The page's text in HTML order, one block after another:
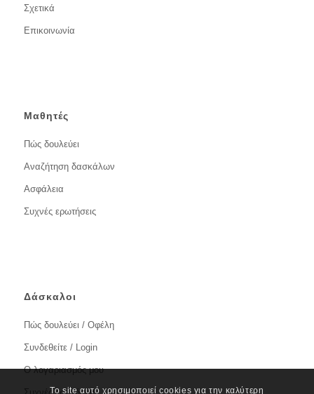
Σχετικά
Επικοινωνία
Μαθητές
Πώς δουλεύει
Αναζήτηση δασκάλων
Ασφάλεια
Συχνές ερωτήσεις
Δάσκαλοι
Πώς δουλεύει / Οφέλη
Συνδεθείτε / Login
Ο λογαριασμός μου
Το site αυτό χρησιμοποιεί cookies για την καλύτερη